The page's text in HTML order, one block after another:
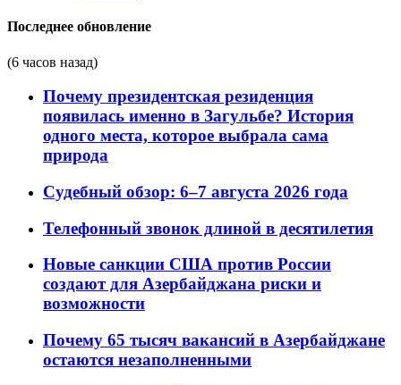
Последнее обновление
(6 часов назад)
Почему президентская резиденция
появилась именно в Загульбе? История
одного места, которое выбрала сама
природа
Судебный обзор: 6–7 августа 2026 года
Телефонный звонок длиной в десятилетия
Новые санкции США против России
создают для Азербайджана риски и
возможности
Почему 65 тысяч вакансий в Азербайджане
остаются незаполненными